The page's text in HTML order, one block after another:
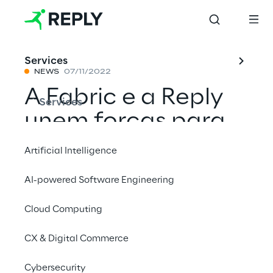
Services
Services
Artificial Intelligence
AI-powered Software Engineering
Cloud Computing
CX & Digital Commerce
Cybersecurity
NEWS 07/11/2022
A Fabric e a Reply
unem forças para
elevar as
capacidades
Compartilhar com um amigo